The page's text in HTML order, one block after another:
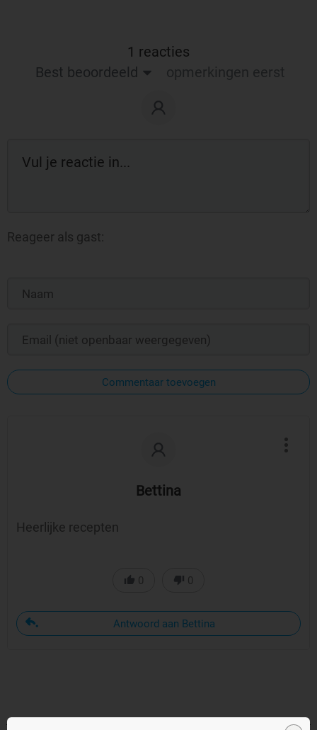
1 reacties
Best beoordeeld
opmerkingen eerst
Reageer als gast:
Commentaar toevoegen
Bettina
Heerlijke recepten
0 0
Antwoord aan Bettina